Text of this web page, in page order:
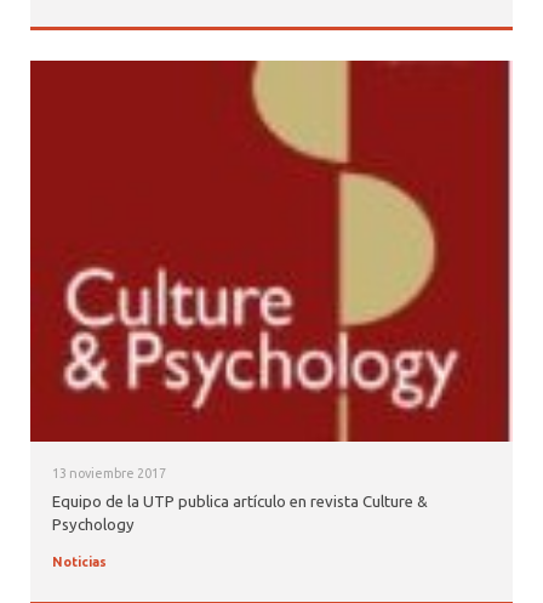
13 noviembre 2017
Equipo de la UTP publica artículo en revista Culture &
Psychology
Noticias